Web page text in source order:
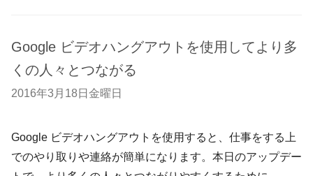
Google ビデオハングアウトを使用してより多
くの人々とつながる
2016年3月18日金曜日
Google ビデオハングアウトを使用すると、仕事をする上
でのやり取りや連絡が簡単になります。本日のアップデー